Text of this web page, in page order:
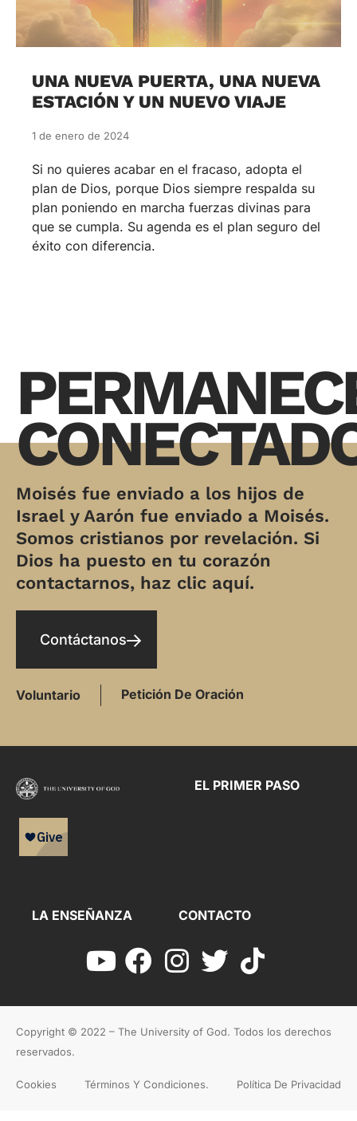
UNA NUEVA PUERTA, UNA NUEVA
ESTACIÓN Y UN NUEVO VIAJE
1 de enero de 2024
Si no quieres acabar en el fracaso, adopta el
plan de Dios, porque Dios siempre respalda su
plan poniendo en marcha fuerzas divinas para
que se cumpla. Su agenda es el plan seguro del
éxito con diferencia.
Moisés fue enviado a los hijos de
Israel y Aarón fue enviado a Moisés.
Somos cristianos por revelación. Si
Dios ha puesto en tu corazón
contactarnos, haz clic aquí.
Contáctanos
Voluntario Petición De Oración
EL PRIMER PASO
LA ENSEÑANZA CONTACTO
Copyright © 2022 – The University of God. Todos los derechos
reservados.
Cookies Términos Y Condiciones. Política De Privacidad